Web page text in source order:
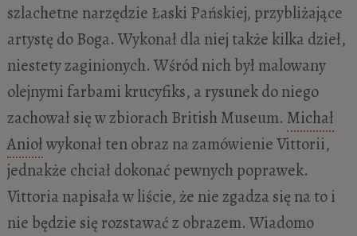
szlachetne narzędzie Łaski Pańskiej, przybliżające
artystę do Boga. Wykonał dla niej także kilka dzieł,
niestety zaginionych. Wśród nich był malowany
olejnymi farbami krucyfiks, a rysunek do niego
zachował się w zbiorach British Museum. Michał
Aniołwykonał ten obraz na zamówienie Vittorii,
jednakże chciał dokonać pewnych poprawek.
Vittoria napisała w liście, że nie zgadza się na to i
nie będzie się rozstawać z obrazem. Wiadomo